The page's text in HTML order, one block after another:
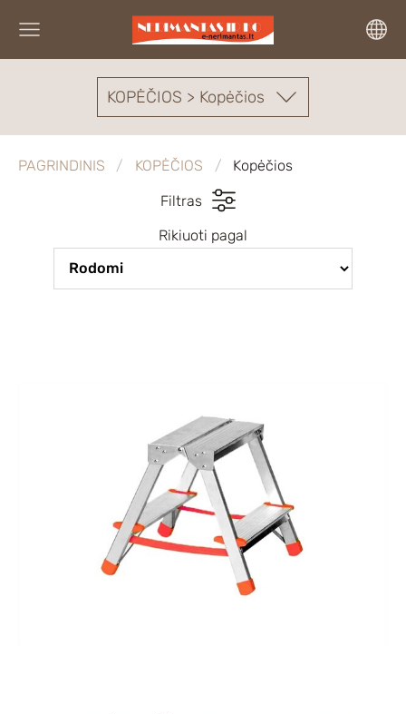
KOPĖČIOS > Kopėčios
PAGRINDINIS KOPĖČIOS Kopėčios
Filtras
Rikiuoti pagal